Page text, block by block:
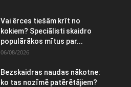
Vai ērces tiešām krīt no
kokiem? Speciālisti skaidro
populārākos mītus par...
06/08/2026
Bezskaidras naudas nākotne:
ko tas nozīmē patērētājiem?